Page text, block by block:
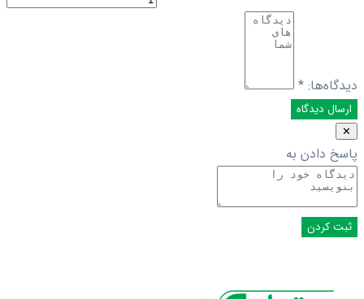
دیدگاه‌ها: *
✕
پاسخ دادن به